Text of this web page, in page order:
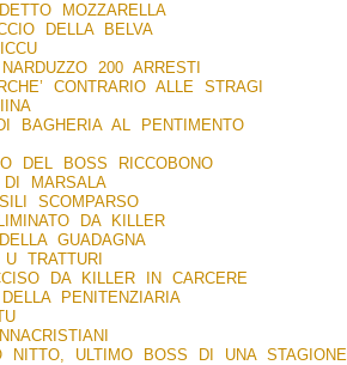
MOZZARELLA
DELLA BELVA
200 ARRESTI
CONTRARIO ALLE STRAGI
BAGHERIA AL PENTIMENTO
DEL BOSS RICCOBONO
DI MARSALA
SCOMPARSO
DA KILLER
GUADAGNA
TRATTURI
DA KILLER IN CARCERE
PENITENZIARIA
NITTO, ULTIMO BOSS DI UNA STAGIONE